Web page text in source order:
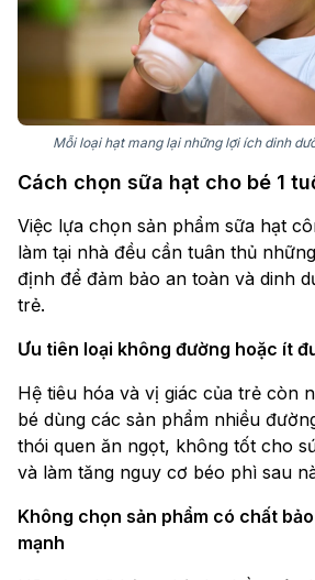
Mỗi loại hạt mang lại những lợi ích dinh
Cách chọn sữa hạt cho bé 1
Việc lựa chọn sản phẩm sữa hạt
làm tại nhà đều cần tuân thủ
định để đảm bảo an toàn và dinh
trẻ.
Ưu tiên loại không đường hoặc ít
Hệ tiêu hóa và vị giác của trẻ còn
bé dùng các sản phẩm nhiều
thói quen ăn ngọt, không tốt cho
và làm tăng nguy cơ béo phì sau
Không chọn sản phẩm có chất
mạnh